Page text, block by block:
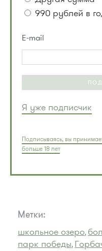
990 рублей в
E-mail
Я уже подписчик
Подписываясь, вы
больше 18 лет
Метки:
школьное озеро,
парк победы,